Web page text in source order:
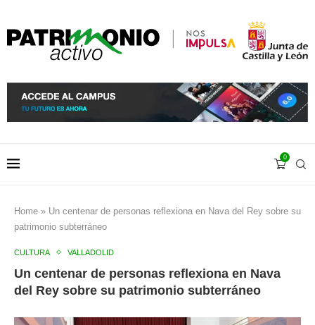
0
Home » Un centenar de personas reflexiona en Nava del Rey sobre su
patrimonio subterráneo
CULTURA VALLADOLID
Un centenar de personas reflexiona en Nava
del Rey sobre su patrimonio subterráneo